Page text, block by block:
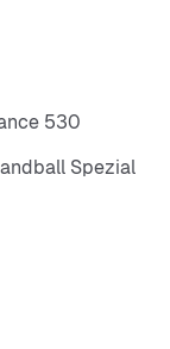
530
Spezial